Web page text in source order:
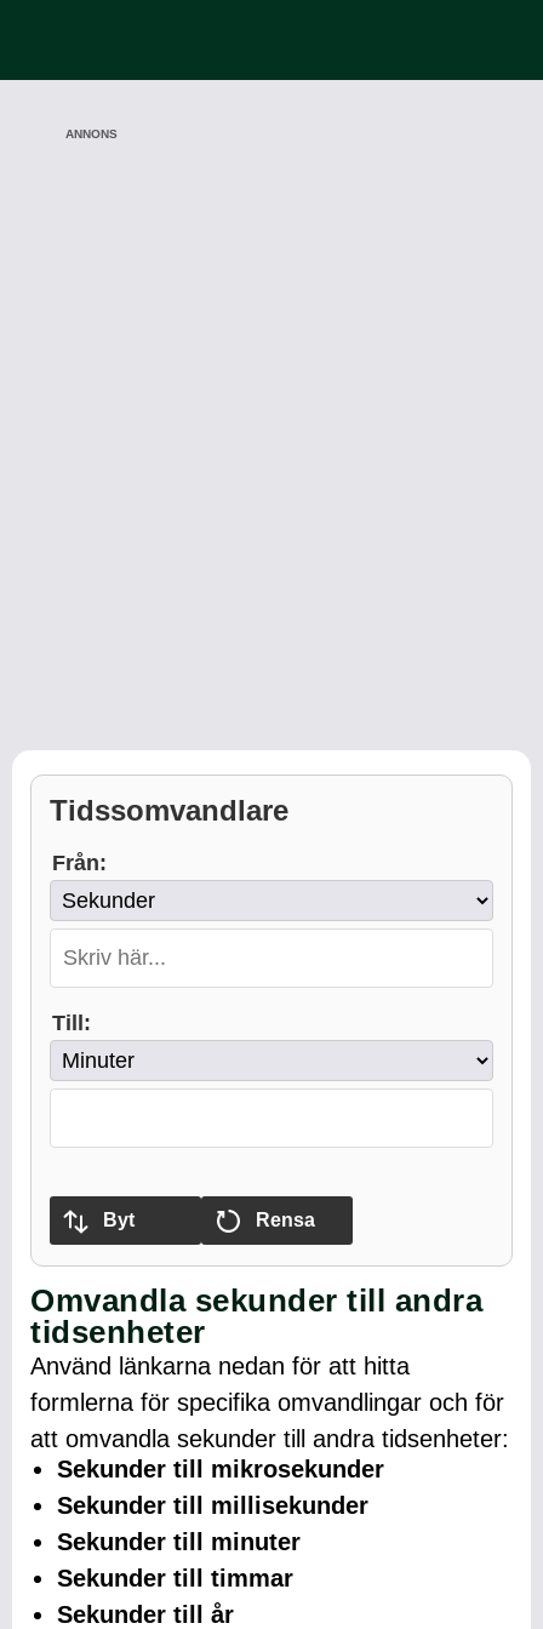
ANNONS
Tidssomvandlare
Från:
Till:
Byt Rensa
Omvandla sekunder till andra
tidsenheter
Använd länkarna nedan för att hitta
formlerna för specifika omvandlingar och för
att omvandla sekunder till andra tidsenheter:
Sekunder till mikrosekunder
Sekunder till millisekunder
Sekunder till minuter
Sekunder till timmar
Sekunder till år